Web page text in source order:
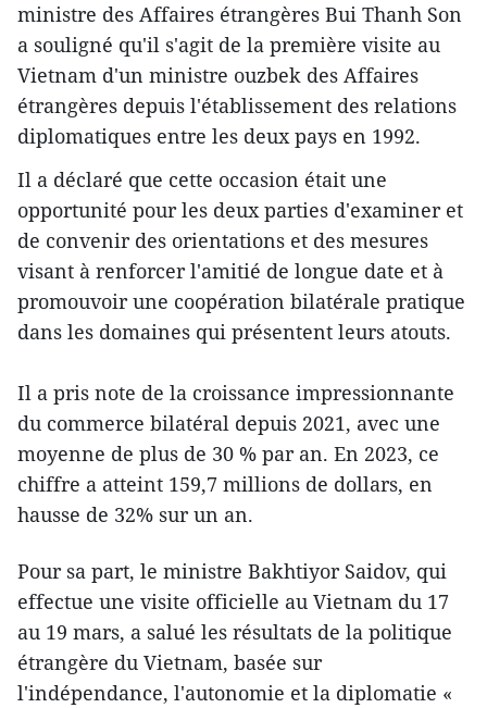
ministre des Affaires étrangères Bui Thanh Son
a souligné qu'il s'agit de la première visite au
Vietnam d'un ministre ouzbek des Affaires
étrangères depuis l'établissement des relations
diplomatiques entre les deux pays en 1992.
Il a déclaré que cette occasion était une
opportunité pour les deux parties d'examiner et
de convenir des orientations et des mesures
visant à renforcer l'amitié de longue date et à
promouvoir une coopération bilatérale pratique
dans les domaines qui présentent leurs atouts.
Il a pris note de la croissance impressionnante
du commerce bilatéral depuis 2021, avec une
moyenne de plus de 30 % par an. En 2023, ce
chiffre a atteint 159,7 millions de dollars, en
hausse de 32% sur un an.
Pour sa part, le ministre Bakhtiyor Saidov, qui
effectue une visite officielle au Vietnam du 17
au 19 mars, a salué les résultats de la politique
étrangère du Vietnam, basée sur
l'indépendance, l'autonomie et la diplomatie «